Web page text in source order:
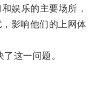
娱乐的主要场所，
影响他们的上网体
这一问题。